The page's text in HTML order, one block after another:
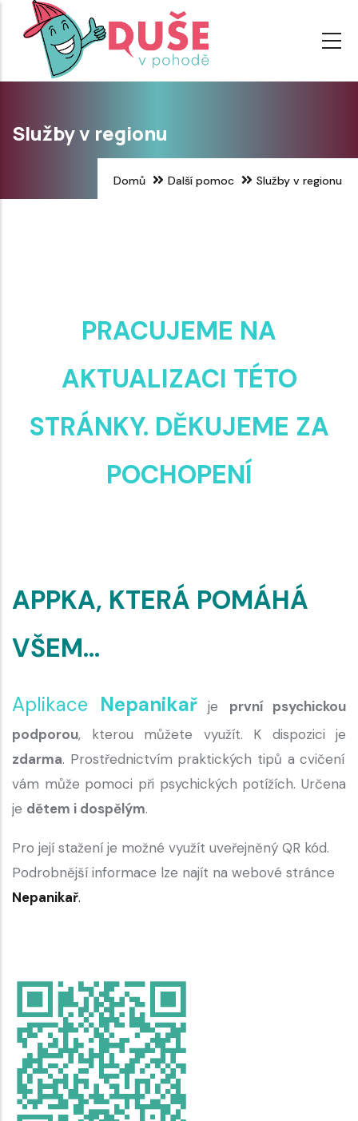
hlavnímu
obsahu
Služby v regionu
Domů Další pomoc Služby v regionu
PRACUJEME NA
AKTUALIZACI TÉTO
STRÁNKY. DĚKUJEME ZA
POCHOPENÍ
APPKA, KTERÁ POMÁHÁ
VŠEM...
Aplikace Nepanikařje první psychickou
podporou, kterou můžete využít. K dispozici je
zdarma. Prostřednictvím praktických tipů a cvičení
vám může pomoci při psychických potížích. Určena
je dětem i dospělým.
Pro její stažení je možné využít uveřejněný QR kód.
Podrobnější informace lze najít na webové stránce
Nepanikař.